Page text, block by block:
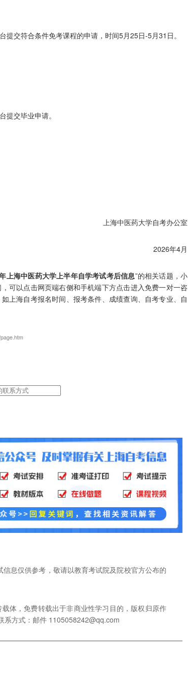
交符合条件免考课程的申请，时间5月25日-5月31日。
交毕业申请。
上海中医药大学自考办公室
2026年4月
上海中医药大学上半年自学考试考后信息”的相关话题，小
可以点击网页端右侧和手机端下方点击进入免费一对一咨
上海自考报名时间、报考条件、成绩查询、自考专业、自
息仅供参考，敬请以教育考试院及院校官方公布的
体，免费转载出于非商业性学习目的，版权归原作
系方式：邮件 1105058242@qq.com